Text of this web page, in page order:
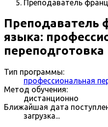
Преподаватель
Преподаватель
языка:
переподготовка
Тип программы:
профессиональная
Метод обучения:
дистанционно
Ближайшая дата
загрузка...